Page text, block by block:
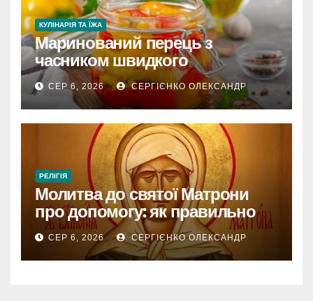
КУЛІНАРІЯ ТА ЇЖА
Маринований перець з
часником швидкого
приготування
СЕР 6, 2026 СЕРГІЄНКО ОЛЕКСАНДР
РЕЛІГІЯ
Молитва до святої Матрони
про допомогу: як правильно
звертатися
СЕР 6, 2026 СЕРГІЄНКО ОЛЕКСАНДР